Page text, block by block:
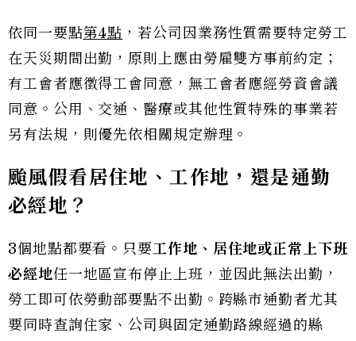
依同一要點第4點 ，若公司因業務性質需要特定勞工
在天災期間出勤，原則上應由勞雇雙方事前約定；
有工會者應徵得工會同意，無工會者應經勞資會議
同意。公用、交通、醫療或其他性質特殊的事業若
另有法規，則優先依相關規定辦理。
颱風假看居住地、工作地，還是通勤
必經地？
3個地點都要看。只要工作地、居住地或正常上下班
必經地任一地區宣布停止上班，並因此無法出勤，
勞工即可依勞動部要點不出勤。跨縣市通勤者尤其
要同時查詢住家、公司與固定通勤路線經過的縣